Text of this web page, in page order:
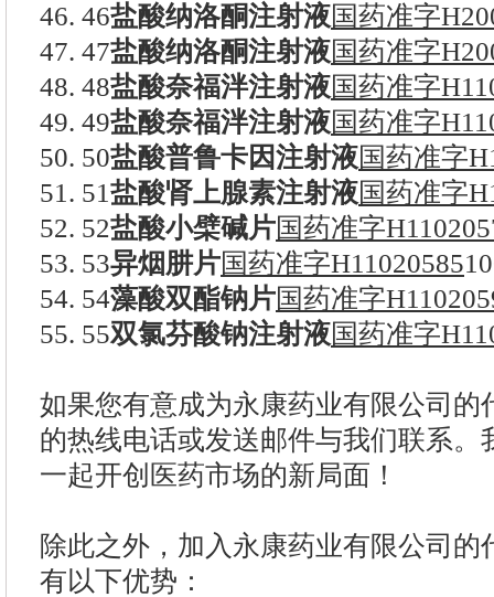
46. 46盐酸纳洛酮注射液国药准字
47. 47盐酸纳洛酮注射液国药准字
48. 48盐酸奈福泮注射液国药准字
49. 49盐酸奈福泮注射液国药准字
50. 50盐酸普鲁卡因注射液国药准字
51. 51盐酸肾上腺素注射液国药准字
52. 52盐酸小檗碱片国药准字
53. 53异烟肼片国药准字H11020585
54. 54藻酸双酯钠片国药准字
55. 55双氯芬酸钠注射液国药准字
如果您有意成为永康药业有限公司的
的热线电话或发送邮件与我们联系。
一起开创医药市场的新局面！
除此之外，加入永康药业有限公司的
有以下优势：